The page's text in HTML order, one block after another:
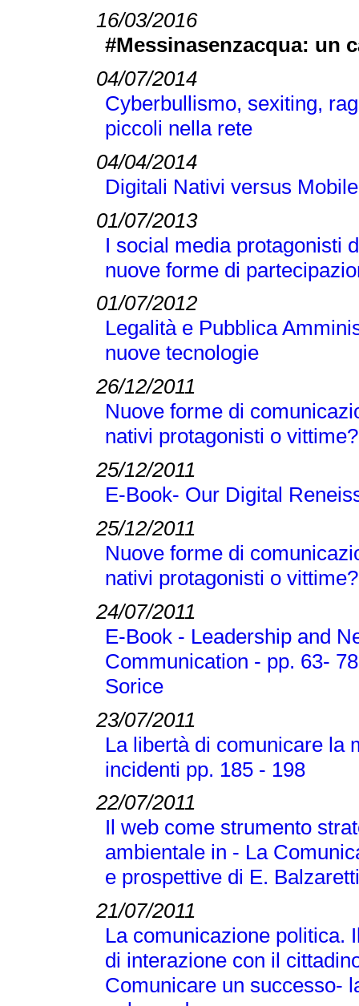
16/03/2016
#Messinasenzacqua: un
04/07/2014
Cyberbullismo, sexiting,
piccoli nella rete
04/04/2014
Digitali Nativi versus
01/07/2013
I social media protagonisti
nuove forme di
01/07/2012
Legalità e Pubblica
nuove tecnologie
26/12/2011
Nuove forme di
nativi protagonisti o vittime?
25/12/2011
E-Book- Our Digital
25/12/2011
Nuove forme di
nativi protagonisti o vittime?
24/07/2011
E-Book - Leadership and
Communication - pp. 63-
Sorice
23/07/2011
La libertà di comunicare la
incidenti pp. 185 - 198
22/07/2011
Il web come strumento
ambientale in - La
e prospettive di E.
21/07/2011
La comunicazione politica.
di interazione con il
Comunicare un successo-